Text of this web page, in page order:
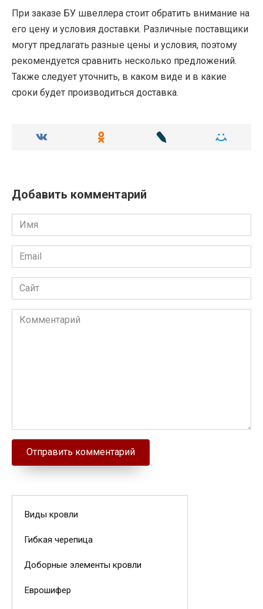
При заказе БУ швеллера стоит обратить внимание на
его цену и условия доставки. Различные поставщики
могут предлагать разные цены и условия, поэтому
рекомендуется сравнить несколько предложений.
Также следует уточнить, в каком виде и в какие
сроки будет производиться доставка.
Добавить комментарий
Имя
Email
Сайт
Комментарий
Виды кровли
Гибкая черепица
Доборные элементы кровли
Еврошифер